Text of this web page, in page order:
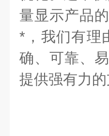
量显示产品
*，我们有理
确、可靠、
提供强有力的